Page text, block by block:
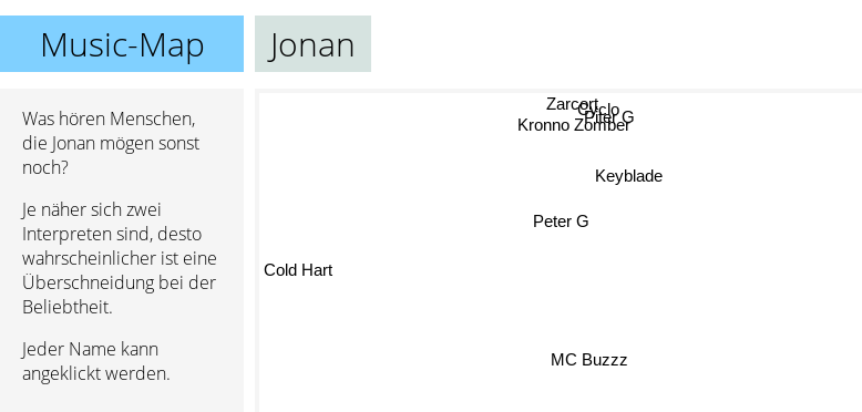
Music-Map Jonan
Was hören Menschen,
die Jonan mögen sonst
noch?
Je näher sich zwei
Interpreten sind, desto
wahrscheinlicher ist eine
Überschneidung bei der
Beliebtheit.
Jeder Name kann
angeklickt werden.
MC Buzzz
Peter G
Keyblade
Piter G
Cyclo
Zarcort
Cold Hart